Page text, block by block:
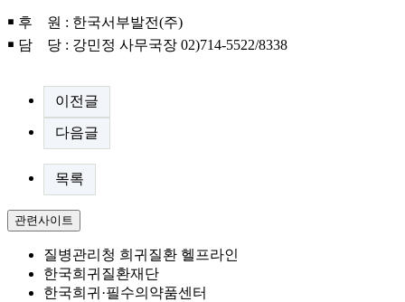
￭ 후 원 : 한국서부발전(주)
￭ 담 당 : 강민정 사무국장 02)714-5522/8338
이전글
다음글
목록
관련사이트
질병관리청 희귀질환 헬프라인
한국희귀질환재단
한국희귀·필수의약품센터